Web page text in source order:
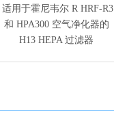
适用于霍尼韦尔 R HRF-R3
和 HPA300 空气净化器的
H13 HEPA 过滤器